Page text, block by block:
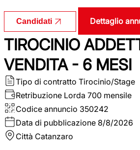
Candidati Dettaglio
TIROCINIO
VENDITA - 6 MESI
Tipo di contratto Tirocinio/Stage
Retribuzione Lorda 700 mensile
Codice annuncio 350242
Data di pubblicazione 8/8/2026
Città Catanzaro